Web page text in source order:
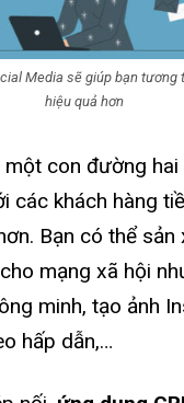
Media sẽ giúp bạn tương
hiệu quả hơn
một con đường hai
các khách hàng
Bạn có thể sản
mạng xã hội
minh, tạo ảnh
hấp dẫn,…